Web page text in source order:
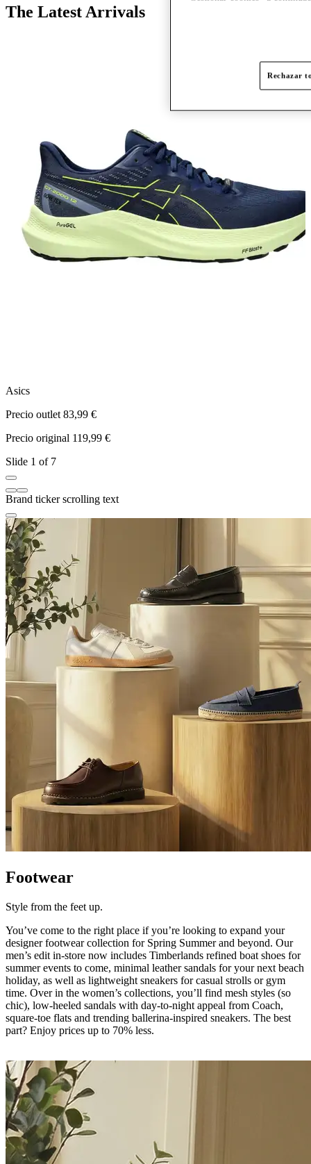
The Latest Arrivals
Asics
Precio outlet 83,99 €
Precio original 119,99 €
Slide 1 of 7
Brand ticker scrolling text
Footwear
Style from the feet up.
You’ve come to the right place ifyou’re looking to expand your
designer footwear collection for Spring Summer and beyond. Our
men’s edit in-store now includes Timberlands refined boat shoes for
summer events to come, minimal leather sandals for your next beach
holiday, as well as lightweight sneakers for casual strolls or gym
time. Over in the women’s collections, you’ll find mesh styles (so
chic), low-heeled sandals with day-to-night appeal from Coach,
square-toe flats and trending ballerina-inspired sneakers. The best
part? Enjoy prices up to 70% less.
Rechazar